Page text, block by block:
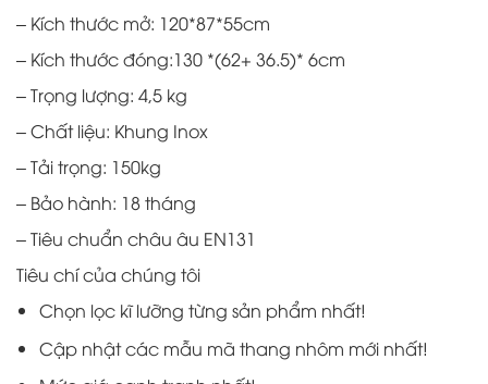
– Kích thước mở: 120*87*55cm
– Kích thước đóng:130 *(62+ 36.5)* 6cm
– Trọng lượng: 4,5 kg
– Chất liệu: Khung Inox
– Tải trọng: 150kg
– Bảo hành: 18 tháng
– Tiêu chuẩn châu âu EN131
Tiêu chí của chúng tôi
Chọn lọc kĩ lưỡng từng sản phẩm nhất!
Cập nhật các mẫu mã thang nhôm mới nhất!